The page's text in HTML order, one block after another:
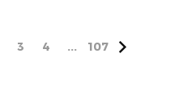
3 4 ... 107